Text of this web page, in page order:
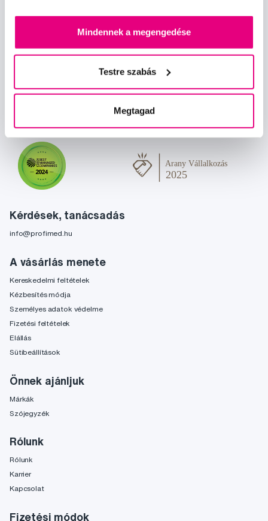
Mindennek a megengedése
Testre szabás
Megtagad
Kérdések, tanácsadás
info@profimed.hu
A vásárlás menete
Kereskedelmi feltételek
Kézbesítés módja
Személyes adatok védelme
Fizetési feltételek
Elállás
Sütibeállítások
Önnek ajánljuk
Márkák
Szójegyzék
Rólunk
Rólunk
Karrier
Kapcsolat
Fizetési módok
Hírek és ajánlatok
Szeretnék tájékoztatást kapni a hírekről és ajánlatokról és